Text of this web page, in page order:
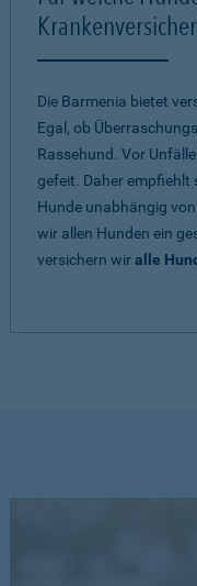
Die Barmenia bietet
Egal, ob
Rassehund. Vor
gefeit. Daher empfiehlt
Hunde unabhängig
wir allen Hunden ein
versichern wiralle